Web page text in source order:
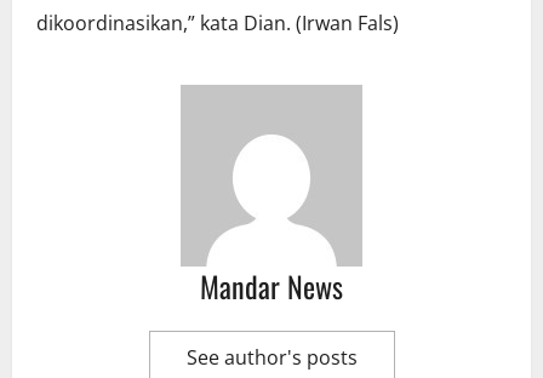
dikoordinasikan,” kata Dian. (Irwan Fals)
Mandar News
See author's posts